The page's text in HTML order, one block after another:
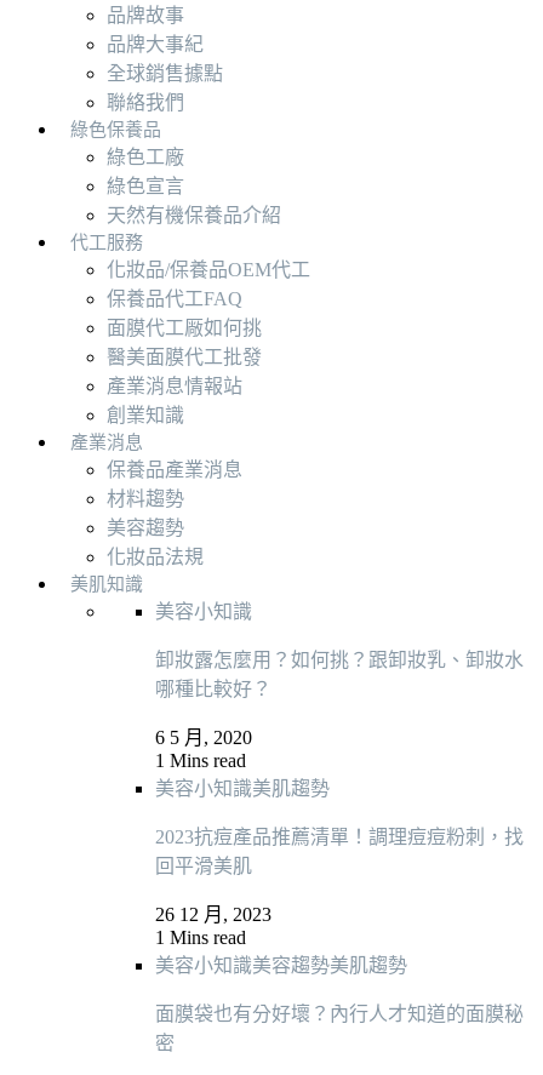
品牌故事
品牌大事紀
全球銷售據點
聯絡我們
綠色保養品
綠色工廠
綠色宣言
天然有機保養品介紹
代工服務
化妝品/保養品OEM代工
保養品代工FAQ
面膜代工厰如何挑
醫美面膜代工批發
產業消息情報站
創業知識
產業消息
保養品產業消息
材料趨勢
美容趨勢
化妝品法規
美肌知識
美容小知識
卸妝露怎麼用？如何挑？跟卸妝乳、卸妝水
哪種比較好？
6 5 月, 2020
1 Mins read
美容小知識美肌趨勢
2023抗痘產品推薦清單！調理痘痘粉刺，找
回平滑美肌
26 12 月, 2023
1 Mins read
美容小知識美容趨勢美肌趨勢
面膜袋也有分好壞？內行人才知道的面膜秘
密